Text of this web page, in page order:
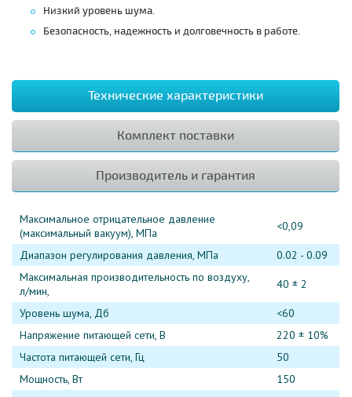
Низкий уровень шума.
Безопасность, надежность и долговечность в работе.
Технические характеристики
Комплект поставки
Производитель и гарантия
Максимальное отрицательное давление
(максимальный вакуум), МПа
<0,09
Диапазон регулирования давления, МПа
0.02 - 0.09
Максимальная производительность по воздуху,
л/мин,
40 ± 2
Уровень шума, Дб
<60
Напряжение питающей сети, В
220 ± 10%
Частота питающей сети, Гц
50
Мощность, Вт
150